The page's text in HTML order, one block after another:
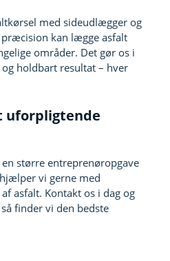
med sideudlægger og
kan lægge asfalt
områder. Det gør os i
holdbart resultat – hver
uforpligtende
større entreprenøropgave
vi gerne med
asfalt. Kontakt os i dag og
finder vi den bedste